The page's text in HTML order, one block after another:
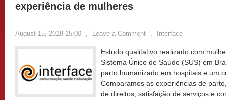
experiência de mulheres
August 15, 2018 15:00 , Leave a Comment , Interface
Estudo qualitativo realizado com
Sistema Único de Saúde (SUS) em
parto humanizado em hospitais e um
Comparamos as experiências de
de direitos, satisfação de serviços e